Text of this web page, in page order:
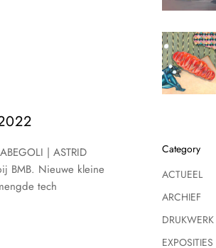
| ASTRID
BMB. Nieuwe kleine
tech
Category
ACTUEEL
ARCHIEF
DRUKWERK
EXPOSITIES